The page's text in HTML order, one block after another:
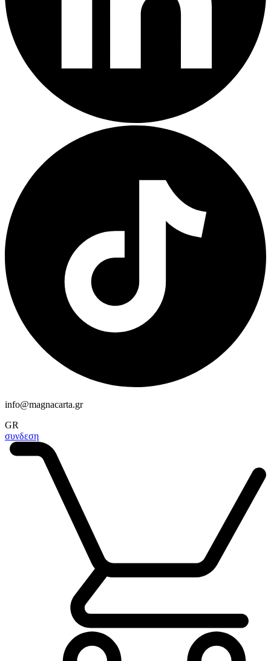
info@magnacarta.gr
GR
συνδεση